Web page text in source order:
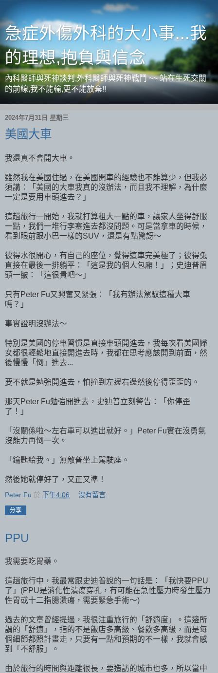
急症外傷外科的大小事...我
的理想,抱負與信念
內科醫師與死神談判,外科醫師與死神戰鬥 ~~ 站在生死交關
的前線,我不能輸,更不能放棄!!
2024年7月31日 星期三
美國大車
我還真不會開大車。
雖然我在美國住過，在美國開車的經驗也不能算少，但我必
須講：「美國的大車我真的沒辦法，而且我不理解，為什麼
一定是要用車頭進去？」
這趟旅行一開始，我就打算租大一點的車，讓家人坐得舒服
一點，我們一堆行李塞進去都沒問題。可是當拿車的時候，
看到眼前跟小巴一樣的SUV，還是有點驚訝～
彼得水很開心，有自己的座位，覺得這車完美極了；彼得兔
直接在最後一排躺平：「這是我的個人包廂！」；史迪普眉
頭一皺：「這很貴吧～」
只有Peter Fu又興奮又緊張：「我有辦法駕馭這種大車
嗎？」
事實證明沒辦法～
特別是美國的停車習慣是直接車頭開進去，我每次看美國婦
女都很輕鬆地直接開進去時，我都在思考應該開到前面，然
後慢慢「倒」進去...
要不就是勉強開進去，怕撞到左邊右邊然後停得歪歪的。
那天Peter Fu勉強開進去，史迪普立刻警告：「你停歪
了！」
「沒關係啦～左右車可以進出就好。」Peter Fu實在沒勇氣
沒能力再倒一次。
「鑰匙給我。」無敵普坐上駕駛座。
然後她就停好了，又正又準！
Peter Fu 於 下午4:06 沒有留言:
分享
PPU
我需要吃胃藥。
這趟旅行中，我最常跟史迪普說的一句話是：「我快要PPU
了」(PPU是消化性潰瘍穿孔，有可能在急性壓力時發生壓力
性胃或十二指腸潰瘍，需要緊急手術～)
過去的文章曾經提過，我很注重旅行的「舒適度」。這邊所
謂的「舒適」，指的不是飯店多高級、餐飲多高級，而是每
個細節都照計畫走，只要有一點和預期的不一樣，我就會感
到「不舒服」。
由於旅行的時間與距離很長，要造訪的城市也多，所以當中